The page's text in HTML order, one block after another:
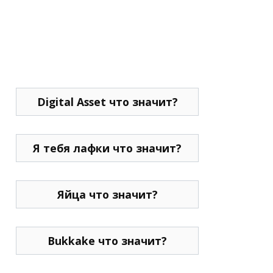
Digital Asset что значит?
Я тебя лафки что значит?
Яйца что значит?
Bukkake что значит?